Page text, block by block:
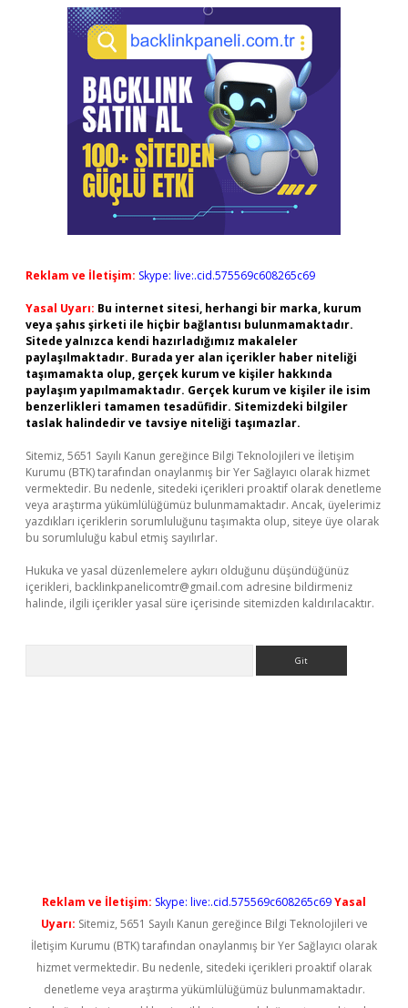
Reklam ve İletişim: Skype: live:.cid.575569c608265c69
Yasal Uyarı: Bu internet sitesi, herhangi bir marka, kurum
veya şahıs şirketi ile hiçbir bağlantısı bulunmamaktadır.
Sitede yalnızca kendi hazırladığımız makaleler
paylaşılmaktadır. Burada yer alan içerikler haber niteliği
taşımamakta olup, gerçek kurum ve kişiler hakkında
paylaşım yapılmamaktadır. Gerçek kurum ve kişiler ile isim
benzerlikleri tamamen tesadüfidir. Sitemizdeki bilgiler
taslak halindedir ve tavsiye niteliği taşımazlar.
Sitemiz, 5651 Sayılı Kanun gereğince Bilgi Teknolojileri ve İletişim
Kurumu (BTK) tarafından onaylanmış bir Yer Sağlayıcı olarak hizmet
vermektedir. Bu nedenle, sitedeki içerikleri proaktif olarak denetleme
veya araştırma yükümlülüğümüz bulunmamaktadır. Ancak, üyelerimiz
yazdıkları içeriklerin sorumluluğunu taşımakta olup, siteye üye olarak
bu sorumluluğu kabul etmiş sayılırlar.
Hukuka ve yasal düzenlemelere aykırı olduğunu düşündüğünüz
içerikleri, backlinkpanelicomtr@gmail.com adresine bildirmeniz
halinde, ilgili içerikler yasal süre içerisinde sitemizden kaldırılacaktır.
Reklam ve İletişim: Skype: live:.cid.575569c608265c69Yasal
Uyarı: Sitemiz, 5651 Sayılı Kanun gereğince Bilgi Teknolojileri ve
İletişim Kurumu (BTK) tarafından onaylanmış bir Yer Sağlayıcı olarak
hizmet vermektedir. Bu nedenle, sitedeki içerikleri proaktif olarak
denetleme veya araştırma yükümlülüğümüz bulunmamaktadır.